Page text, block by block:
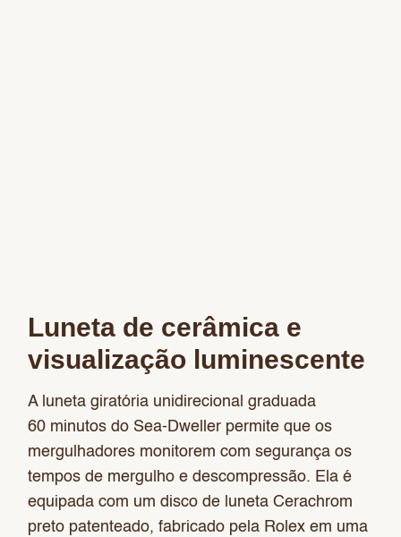
Luneta de cerâmica e
visualização luminescente
A luneta giratória unidirecional graduada
60 minutos do Sea-Dweller permite que os
mergulhadores monitorem com segurança os
tempos de mergulho e descompressão. Ela é
equipada com um disco de luneta Cerachrom
preto patenteado, fabricado pela Rolex em uma